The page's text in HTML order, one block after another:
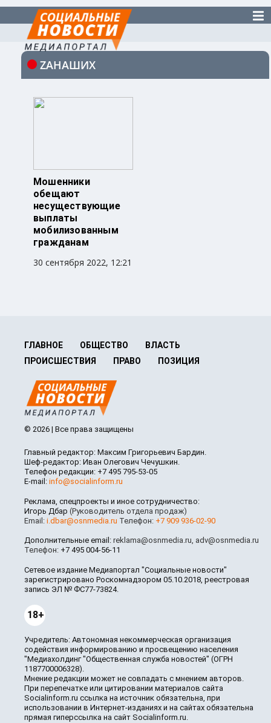
ZАНАШИХ
Мошенники
обещают
несуществующие
выплаты
мобилизованным
гражданам
30 сентября 2022, 12:21
ГЛАВНОЕ ОБЩЕСТВО
ВЛАСТЬ
ПРОИСШЕСТВИЯ
ПРАВО ПОЗИЦИЯ
© 2026 | Все права защищены
Главный редактор: Максим Григорьевич Бардин.
Шеф-редактор: Иван Олегович Чечушкин.
Телефон редакции: +7 495 795-53-05
E-mail: info@socialinform.ru
Реклама, спецпроекты и иное сотрудничество:
Игорь Дбар (Руководитель отдела продаж)
Email: i.dbar@osnmedia.ru Телефон: +7 909 936-02-90
Дополнительные email: reklama@osnmedia.ru, adv@osnmedia.ru
Телефон: +7 495 004-56-11
Сетевое издание Медиапортал "Социальные новости"
зарегистрировано Роскомнадзором 05.10.2018, реестровая
запись ЭЛ № ФС77-73824.
18+
Учредитель: Автономная некоммерческая организация
содействия информированию и просвещению населения
"Медиахолдинг "Общественная служба новостей" (ОГРН
1187700006328).
Мнение редакции может не совпадать с мнением авторов.
При перепечатке или цитировании материалов сайта
Socialinform.ru ссылка на источник обязательна, при
использовании в Интернет-изданиях и на сайтах обязательна
прямая гиперссылка на сайт Socialinform.ru.